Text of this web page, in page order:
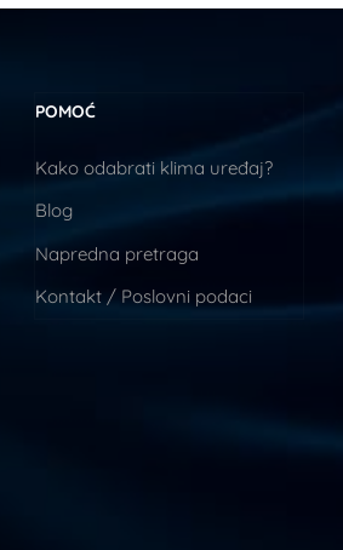
POMOĆ
Kako odabrati klima uređaj?
Blog
Napredna pretraga
Kontakt / Poslovni podaci